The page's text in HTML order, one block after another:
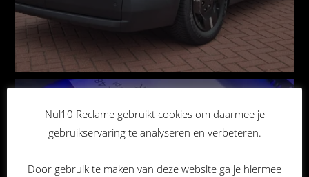
Nul10 Reclame gebruikt cookies om daarmee je
gebruikservaring te analyseren en verbeteren.
Door gebruik te maken van deze website ga je hiermee